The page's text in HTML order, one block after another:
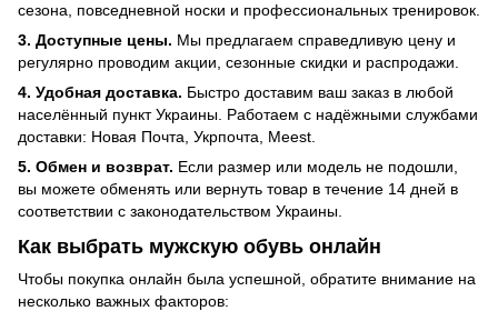
сезона, повседневной носки и профессиональных тренировок.
3. Доступные цены. Мы предлагаем справедливую цену и
регулярно проводим акции, сезонные скидки и распродажи.
4. Удобная доставка. Быстро доставим ваш заказ в любой
населённый пункт Украины. Работаем с надёжными службами
доставки: Новая Почта, Укрпочта, Meest.
5. Обмен и возврат. Если размер или модель не подошли,
вы можете обменять или вернуть товар в течение 14 дней в
соответствии с законодательством Украины.
Как выбрать мужскую обувь онлайн
Чтобы покупка онлайн была успешной, обратите внимание на
несколько важных факторов: